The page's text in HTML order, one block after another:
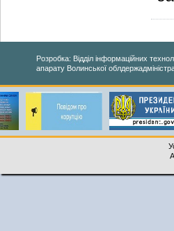
Розробка: Відділ інформаційних
апарату Волинської